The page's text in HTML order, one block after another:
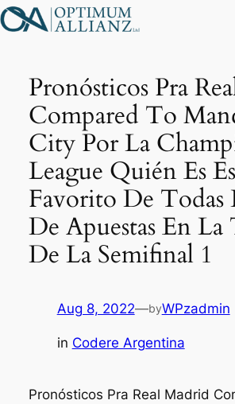
Skip
to
Pronósticos Pra
Compared To
City Por La
League Quién Es
Favorito De Todas
De Apuestas En La
De La Semifinal 1
Aug 8, 2022—byWPzadmin
in Codere Argentina
Pronósticos Pra Real Madrid